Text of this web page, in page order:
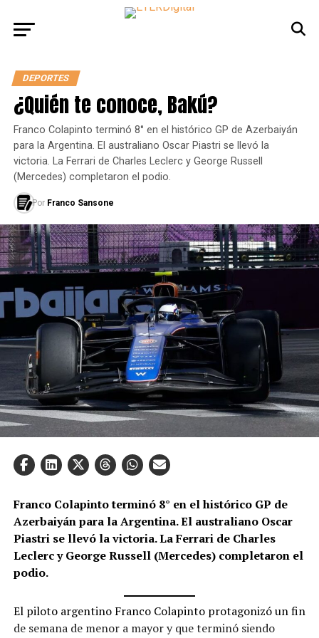
DEPORTES
¿Quién te conoce, Bakú?
Franco Colapinto terminó 8° en el histórico GP de Azerbaiyán
para la Argentina. El australiano Oscar Piastri se llevó la
victoria. La Ferrari de Charles Leclerc y George Russell
(Mercedes) completaron el podio.
Por Franco Sansone
Franco Colapinto terminó 8° en el histórico GP de
Azerbaiyán para la Argentina. El australiano Oscar
Piastri se llevó la victoria. La Ferrari de Charles
Leclerc y George Russell (Mercedes) completaron el
podio.
El piloto argentino Franco Colapinto protagonizó un fin
de semana de menor a mayor y que terminó siendo